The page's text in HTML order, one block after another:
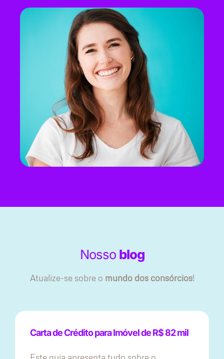
Nosso blog
Atualize-se sobre o mundo dos consórcios!
Carta de Crédito para Imóvel de R$ 82 mil